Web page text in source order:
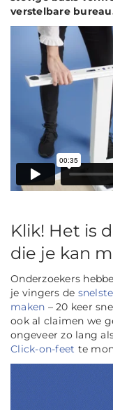
verstelbare
Klik! Het is
die je kan
Onderzoekers
je vingers de
maken – 20 keer
ook al claimen we
ongeveer zo lang
Click-on-feet te